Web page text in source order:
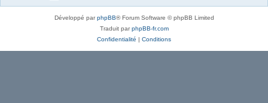
Développé parphpBB® Forum Software © phpBB Limited
Traduit parphpBB-fr.com
Confidentialité | Conditions